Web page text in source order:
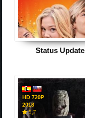
Status Update
HD 720P
2018
5,7